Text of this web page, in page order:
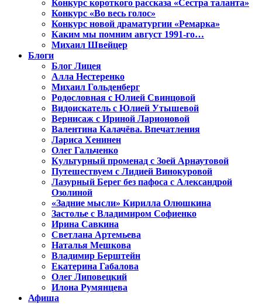
Конкурс короткого рассказа «Сестра таланта»
Конкурс «Во весь голос»
Конкурс новой драматургии «Ремарка»
Каким мы помним август 1991-го…
Михаил Швейцер
Блоги
Блог Лицея
Алла Нестеренко
Михаил Гольденберг
Родословная с Юлией Свинцовой
Видоискатель с Юлией Утышевой
Вернисаж с Ириной Ларионовой
Валентина Калачёва. Впечатления
Лариса Хенинен
Олег Гальченко
Культурный променад с Зоей Арнаутовой
Путешествуем с Лидией Винокуровой
Лазурный Берег без пафоса с Александрой
Озолиной
«Задние мысли» Кирилла Олюшкина
Застолье с Владимиром Софиенко
Ирина Савкина
Светлана Артемьева
Наталья Мешкова
Владимир Берштейн
Екатерина Габалова
Олег Липовецкий
Илона Румянцева
Афиша